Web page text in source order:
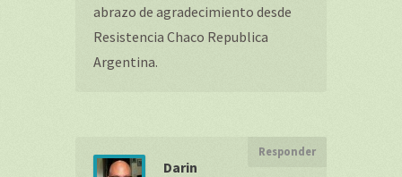
abrazo de agradecimiento desde
Resistencia Chaco Republica
Argentina.
Darin
Responder